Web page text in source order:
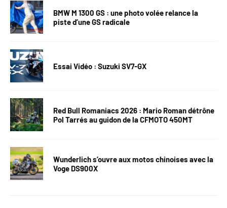
BMW M 1300 GS : une photo volée relance la
piste d’une GS radicale
Essai Vidéo : Suzuki SV7-GX
Red Bull Romaniacs 2026 : Mario Roman détrône
Pol Tarrés au guidon de la CFMOTO 450MT
Wunderlich s’ouvre aux motos chinoises avec la
Voge DS900X